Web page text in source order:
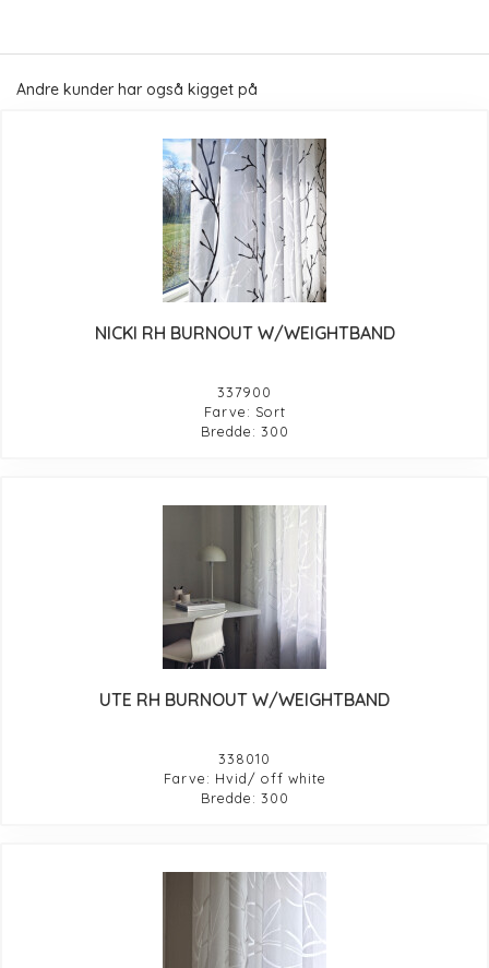
Andre kunder har også kigget på
NICKI RH BURNOUT W/WEIGHTBAND
337900
Farve: Sort
Bredde: 300
UTE RH BURNOUT W/WEIGHTBAND
338010
Farve: Hvid/ off white
Bredde: 300